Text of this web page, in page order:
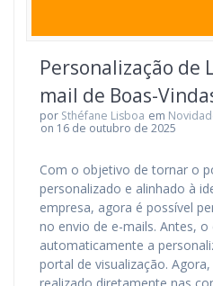
Personalização de
mail de Boas-
por Sthéfane Lisboa em
on 16 de outubro de 2025
Com o objetivo de tornar o
personalizado e alinhado à
empresa, agora é possível
no envio de e-mails. Antes, o
automaticamente a
portal de visualização.